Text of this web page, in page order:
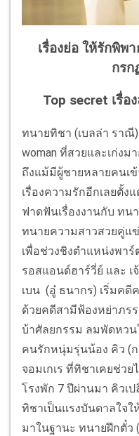
เรื่องย่อ ให้รักพิพ
กรก
Top secret เรื่อ
ทนายทิชา (เบลล่า ราณี
woman ที่สวยและเก่ง
ถึงแม้มีผู้ชายหลายคนเ
เรื่องความรักอีกเลยตั้ง
ฟาดฟันเรื่องงานกับ ทน
ทนายความสาวสวยคู่แ
เพื่อช่วงชิงตำแหน่งพา
รอสแอนด์ฮาร์วี่ย์ และ เ
เบน (อู๋ ธนากร) เริ่มค
ด้วยคดีสามีฟ้องหย่าภรร
บ้าศัลยกรรม ลมพัดหว
คนรักหนุ่มรุ่นน้อง คิว (
จอมเกเร ที่ทิชาเคยช่ว
โรงพัก 7 ปีผ่านมา คิวเ
ทิชาเป็นแรงบันดาลใจใ
มาในฐานะ ทนายฝึกตั๋ว